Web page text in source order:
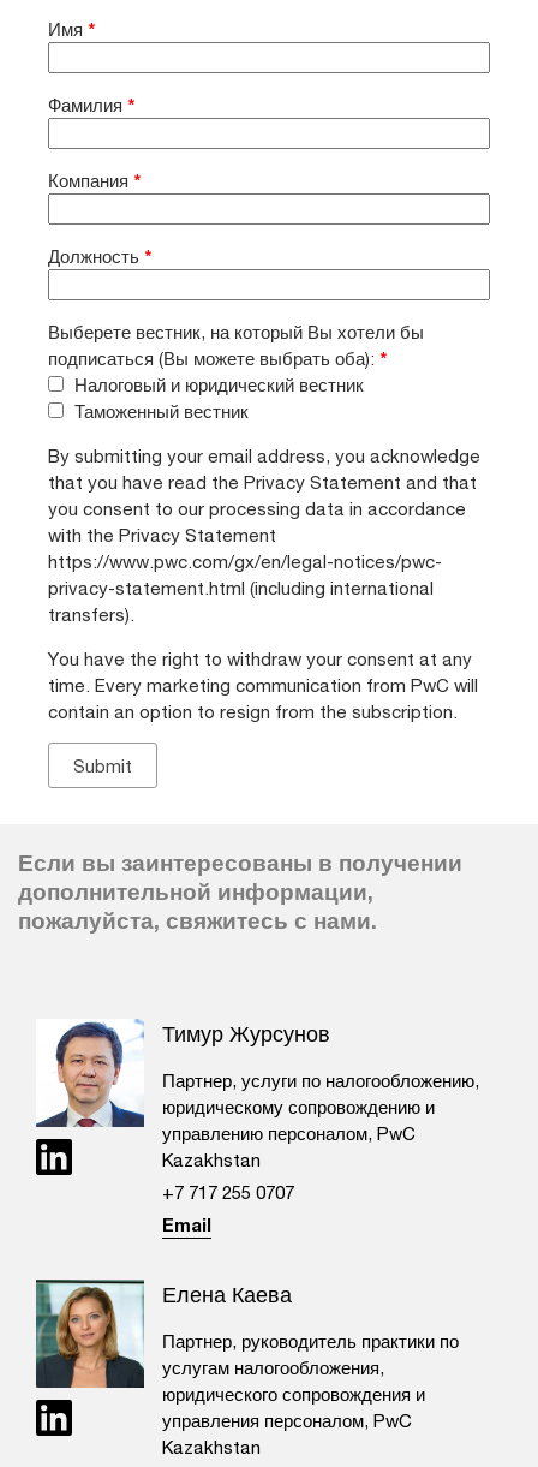
Имя *
Фамилия *
Компания *
Должность *
Выберете вестник, на который Вы хотели бы
подписаться (Вы можете выбрать оба): *
Налоговый и юридический вестник
Таможенный вестник
By submitting your email address, you acknowledge
that you have read the Privacy Statement and that
you consent to our processing data in accordance
with the Privacy Statement
https://www.pwc.com/gx/en/legal-notices/pwc-
privacy-statement.html (including international
transfers).
You have the right to withdraw your consent at any
time. Every marketing communication from PwC will
contain an option to resign from the subscription.
Если вы заинтересованы в получении
дополнительной информации,
пожалуйста, свяжитесь с нами.
Тимур Журсунов
Партнер, услуги по налогообложению,
юридическому сопровождению и
управлению персоналом, PwC
Kazakhstan
+7 717 255 0707​
Email
Елена Каева
Партнер, руководитель практики по
услугам налогообложения,
юридического сопровождения и
управления персоналом, PwC
Kazakhstan